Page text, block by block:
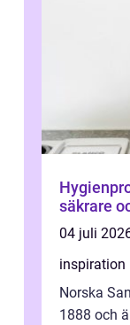
säkrare
04 juli
inspiration
Norska
1888 och